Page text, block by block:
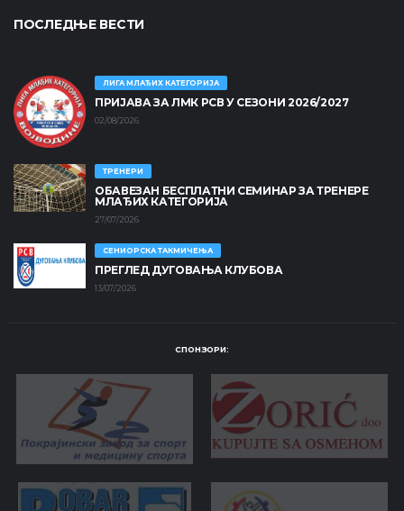
ПОСЛЕДЊЕ ВЕСТИ
ЛИГА МЛАЂИХ КАТЕГОРИЈА
ПРИЈАВА ЗА ЛМК РСВ У СЕЗОНИ 2026/2027
02/08/2026
ТРЕНЕРИ
ОБАВЕЗАН БЕСПЛАТНИ СЕМИНАР ЗА ТРЕНЕРЕ
МЛАЂИХ КАТЕГОРИЈА
27/07/2026
СЕНИОРСКА ТАКМИЧЕЊА
ПРЕГЛЕД ДУГОВАЊА КЛУБОВА
13/07/2026
СПОНЗОРИ: